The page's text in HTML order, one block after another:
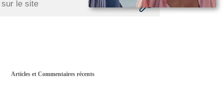
Articles et Commentaires récents